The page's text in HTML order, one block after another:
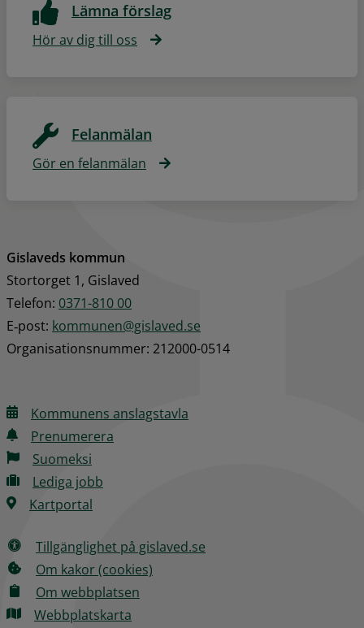
Lämna förslag
Hör av dig till oss
Felanmälan
Gör en felanmälan
Gislaveds kommun
Stortorget 1, Gislaved
Telefon: 0371-810 00
E‑post: kommunen@gislaved.se
Organisationsnummer: 212000-0514
Kommunens anslagstavla
Prenumerera
Suomeksi
Lediga jobb
Kartportal
Tillgänglighet på gislaved.se
Om kakor (cookies)
Om webbplatsen
Webbplatskarta